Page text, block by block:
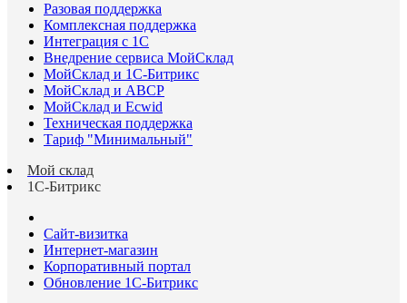
Разовая поддержка
Комплексная поддержка
Интеграция с 1С
Внедрение сервиса МойСклад
МойСклад и 1С-Битрикс
МойСклад и ABCP
МойСклад и Ecwid
Техническая поддержка
Тариф "Минимальный"
Мой склад
1С-Битрикс
Сайт-визитка
Интернет-магазин
Корпоративный портал
Обновление 1С-Битрикс